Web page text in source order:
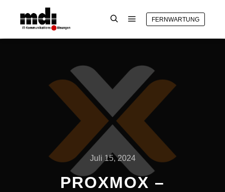
FERNWARTUNG
Juli 15, 2024
PROXMOX –